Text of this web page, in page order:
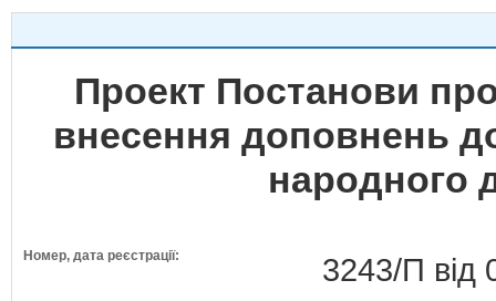
Проект Постанови
внесення доповнень
народного
Номер, дата реєстрації: 3243/П від